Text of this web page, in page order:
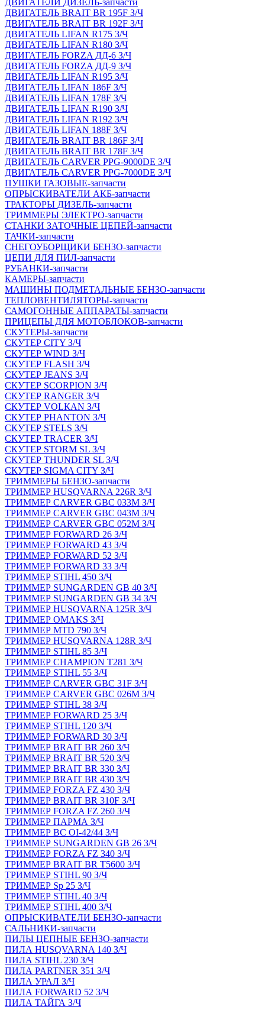
ДВИГАТЕЛИ ДИЗЕЛЬ-запчасти
ДВИГАТЕЛЬ BRAIT BR 195F З/Ч
ДВИГАТЕЛЬ BRAIT BR 192F З/Ч
ДВИГАТЕЛЬ LIFAN R175 З/Ч
ДВИГАТЕЛЬ LIFAN R180 З/Ч
ДВИГАТЕЛЬ FORZA ДД-6 З/Ч
ДВИГАТЕЛЬ FORZA ДД-9 З/Ч
ДВИГАТЕЛЬ LIFAN R195 З/Ч
ДВИГАТЕЛЬ LIFAN 186F З/Ч
ДВИГАТЕЛЬ LIFAN 178F З/Ч
ДВИГАТЕЛЬ LIFAN R190 З/Ч
ДВИГАТЕЛЬ LIFAN R192 З/Ч
ДВИГАТЕЛЬ LIFAN 188F З/Ч
ДВИГАТЕЛЬ BRAIT BR 186F З/Ч
ДВИГАТЕЛЬ BRAIT BR 178F З/Ч
ДВИГАТЕЛЬ CARVER PPG-9000DE З/Ч
ДВИГАТЕЛЬ CARVER PPG-7000DE З/Ч
ПУШКИ ГАЗОВЫЕ-запчасти
ОПРЫСКИВАТЕЛИ АКБ-запчасти
ТРАКТОРЫ ДИЗЕЛЬ-запчасти
ТРИММЕРЫ ЭЛЕКТРО-запчасти
СТАНКИ ЗАТОЧНЫЕ ЦЕПЕЙ-запчасти
ТАЧКИ-запчасти
СНЕГОУБОРЩИКИ БЕНЗО-запчасти
ЦЕПИ ДЛЯ ПИЛ-запчасти
РУБАНКИ-запчасти
КАМЕРЫ-запчасти
МАШИНЫ ПОДМЕТАЛЬНЫЕ БЕНЗО-запчасти
ТЕПЛОВЕНТИЛЯТОРЫ-запчасти
САМОГОННЫЕ АППАРАТЫ-запчасти
ПРИЦЕПЫ ДЛЯ МОТОБЛОКОВ-запчасти
СКУТЕРЫ-запчасти
СКУТЕР CITY З/Ч
СКУТЕР WIND З/Ч
СКУТЕР FLASH З/Ч
СКУТЕР JEANS З/Ч
СКУТЕР SCORPION З/Ч
СКУТЕР RANGER З/Ч
СКУТЕР VOLКAN З/Ч
СКУТЕР PHANTON З/Ч
СКУТЕР STELS З/Ч
СКУТЕР TRACER З/Ч
СКУТЕР STORM SL З/Ч
СКУТЕР THUNDER SL З/Ч
СКУТЕР SIGMA CITY З/Ч
ТРИММЕРЫ БЕНЗО-запчасти
ТРИММЕР HUSQVARNA 226R З/Ч
ТРИММЕР CARVER GBC 033M З/Ч
ТРИММЕР CARVER GBC 043M З/Ч
ТРИММЕР CARVER GBC 052M З/Ч
ТРИММЕР FORWARD 26 З/Ч
ТРИММЕР FORWARD 43 З/Ч
ТРИММЕР FORWARD 52 З/Ч
ТРИММЕР FORWARD 33 З/Ч
ТРИММЕР STIHL 450 З/Ч
ТРИММЕР SUNGARDEN GB 40 З/Ч
ТРИММЕР SUNGARDEN GB 34 З/Ч
ТРИММЕР HUSQVARNA 125R З/Ч
ТРИММЕР OMAKS З/Ч
ТРИММЕР MTD 790 З/Ч
ТРИММЕР HUSQVARNA 128R З/Ч
ТРИММЕР STIHL 85 З/Ч
ТРИММЕР CHAMPION T281 З/Ч
ТРИММЕР STIHL 55 З/Ч
ТРИММЕР CARVER GBC 31F З/Ч
ТРИММЕР CARVER GBC 026M З/Ч
ТРИММЕР STIHL 38 З/Ч
ТРИММЕР FORWARD 25 З/Ч
ТРИММЕР STIHL 120 З/Ч
ТРИММЕР FORWARD 30 З/Ч
ТРИММЕР BRAIT BR 260 З/Ч
ТРИММЕР BRAIT BR 520 З/Ч
ТРИММЕР BRAIT BR 330 З/Ч
ТРИММЕР BRAIT BR 430 З/Ч
ТРИММЕР FORZA FZ 430 З/Ч
ТРИММЕР BRAIT BR 310F З/Ч
ТРИММЕР FORZA FZ 260 З/Ч
ТРИММЕР ПАРМА З/Ч
ТРИММЕР BC OI-42/44 З/Ч
ТРИММЕР SUNGARDEN GB 26 З/Ч
ТРИММЕР FORZA FZ 340 З/Ч
ТРИММЕР BRAIT BR Т5600 З/Ч
ТРИММЕР STIHL 90 З/Ч
ТРИММЕР Sp 25 З/Ч
ТРИММЕР STIHL 40 З/Ч
ТРИММЕР STIHL 400 З/Ч
ОПРЫСКИВАТЕЛИ БЕНЗО-запчасти
САЛЬНИКИ-запчасти
ПИЛЫ ЦЕПНЫЕ БЕНЗО-запчасти
ПИЛА HUSQVARNA 140 З/Ч
ПИЛА STIHL 230 З/Ч
ПИЛА PARTNER 351 З/Ч
ПИЛА УРАЛ З/Ч
ПИЛА FORWARD 52 З/Ч
ПИЛА ТАЙГА З/Ч